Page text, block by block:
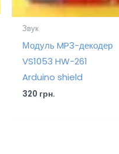
Звук
Модуль MP3-декодер
VS1053 HW-261
Arduino shield
320 грн.